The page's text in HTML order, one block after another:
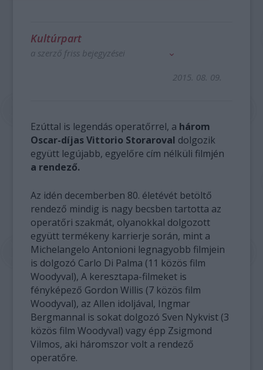
Kultúrpart
a szerző friss bejegyzései
2015. 08. 09.
Ezúttal is legendás operatőrrel, a három
Oscar-díjas Vittorio Storaroval dolgozik
együtt legújabb, egyelőre cím nélküli filmjén
a rendező.
Az idén decemberben 80. életévét betöltő
rendező mindig is nagy becsben tartotta az
operatőri szakmát, olyanokkal dolgozott
együtt termékeny karrierje során, mint a
Michelangelo Antonioni legnagyobb filmjein
is dolgozó Carlo Di Palma (11 közös film
Woodyval), A keresztapa-filmeket is
fényképező Gordon Willis (7 közös film
Woodyval), az Allen idoljával, Ingmar
Bergmannal is sokat dolgozó Sven Nykvist (3
közös film Woodyval) vagy épp Zsigmond
Vilmos, aki háromszor volt a rendező
operatőre.